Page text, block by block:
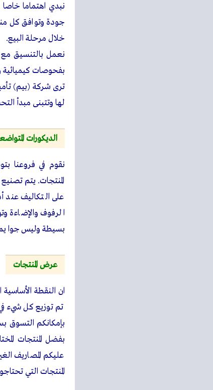
نبدي اهتماما خاصا
جودة وتوافق كل
خلال مرحلة البيع.
نعمل بالتنسيق مع
بفحوصات كيميائية
ترى شركة (بيم)
لها وتتبنى مبدأ
الديكورات
نقوم في فروعنا
المنتجات. يتم
على التكاليف
الرفوف
بسيطة وليس جوا
عرض المنتجات
ان النقطة
تم توزيع كل شيء
بإمكانكم التسوق
بفضل المنتجات
عليكم المصاريف
المنتجات التي